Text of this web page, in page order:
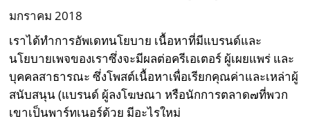
มกราคม 2018
เราได้ทำการอัพเดทนโยบาย เนื้อหาที่มีแบรนด์และ
นโยบายเพจของเราซึ่งจะมีผลต่อครีเอเตอร์ ผู้เผยแพร่ และ
บุคคลสาธารณะ ซึ่งโพสต์เนื้อหาเพื่อเรียกคุณค่าและเหล่าผู้
สนับสนุน (แบรนด์ ผู้ลงโฆษณา หรือนักการตลาด๗ที่พวก
เขาเป็นพาร์ทเนอร์ด้วย มีอะไรใหม่